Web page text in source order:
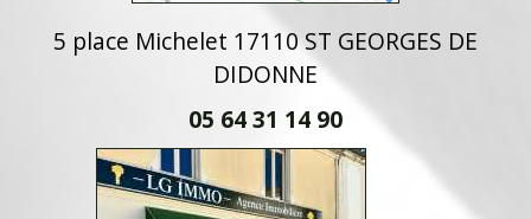
5 place Michelet 17110 ST GEORGES DE
DIDONNE
05 64 31 14 90